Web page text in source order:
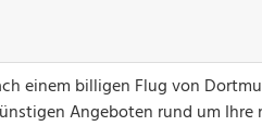
einem billigen Flug von
Angeboten rund um